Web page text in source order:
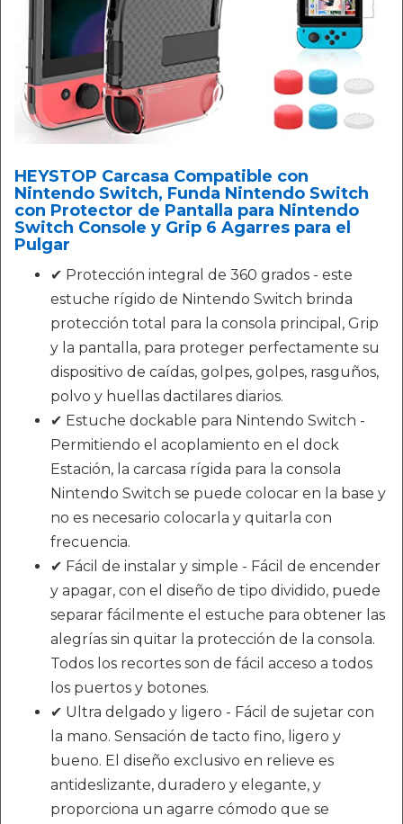
HEYSTOP Carcasa Compatible con
Nintendo Switch, Funda Nintendo Switch
con Protector de Pantalla para Nintendo
Switch Console y Grip 6 Agarres para el
Pulgar
✔ Protección integral de 360 grados - este
estuche rígido de Nintendo Switch brinda
protección total para la consola principal, Grip
y la pantalla, para proteger perfectamente su
dispositivo de caídas, golpes, golpes, rasguños,
polvo y huellas dactilares diarios.
✔ Estuche dockable para Nintendo Switch -
Permitiendo el acoplamiento en el dock
Estación, la carcasa rígida para la consola
Nintendo Switch se puede colocar en la base y
no es necesario colocarla y quitarla con
frecuencia.
✔ Fácil de instalar y simple - Fácil de encender
y apagar, con el diseño de tipo dividido, puede
separar fácilmente el estuche para obtener las
alegrías sin quitar la protección de la consola.
Todos los recortes son de fácil acceso a todos
los puertos y botones.
✔ Ultra delgado y ligero - Fácil de sujetar con
la mano. Sensación de tacto fino, ligero y
bueno. El diseño exclusivo en relieve es
antideslizante, duradero y elegante, y
proporciona un agarre cómodo que se